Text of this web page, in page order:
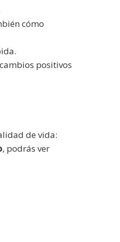
cómo
positivos
de vida:
, podrás ver